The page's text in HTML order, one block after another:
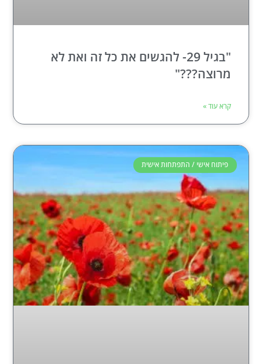
"בגיל 29- להגשים את כל זה ואת לא
מרוצה???"
קרא עוד »
פיתוח אישי / התפתחות אישית